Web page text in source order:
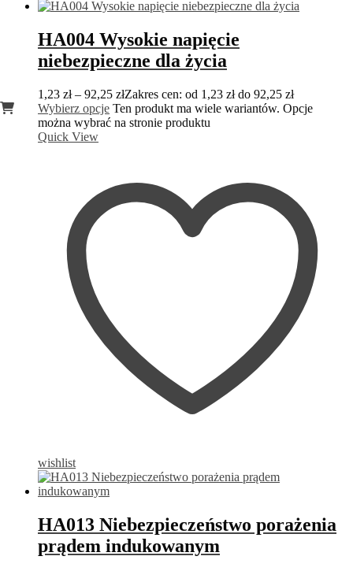
HA004 Wysokie napięcie
niebezpieczne dla życia
1,23 zł – 92,25 złZakres cen: od 1,23 zł do 92,25 zł
Wybierz opcje Ten produkt ma wiele wariantów. Opcje
można wybrać na stronie produktu
Quick View
wishlist
HA013 Niebezpieczeństwo porażenia
prądem indukowanym